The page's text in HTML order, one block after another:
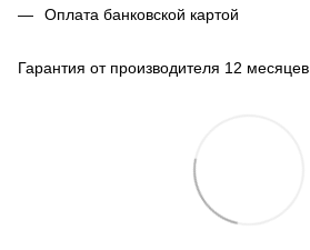
Оплата банковской картой
Гарантия от производителя 12 месяцев